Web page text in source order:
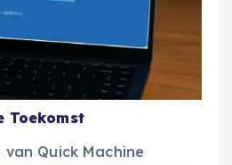
Toekomst
Quick Machine